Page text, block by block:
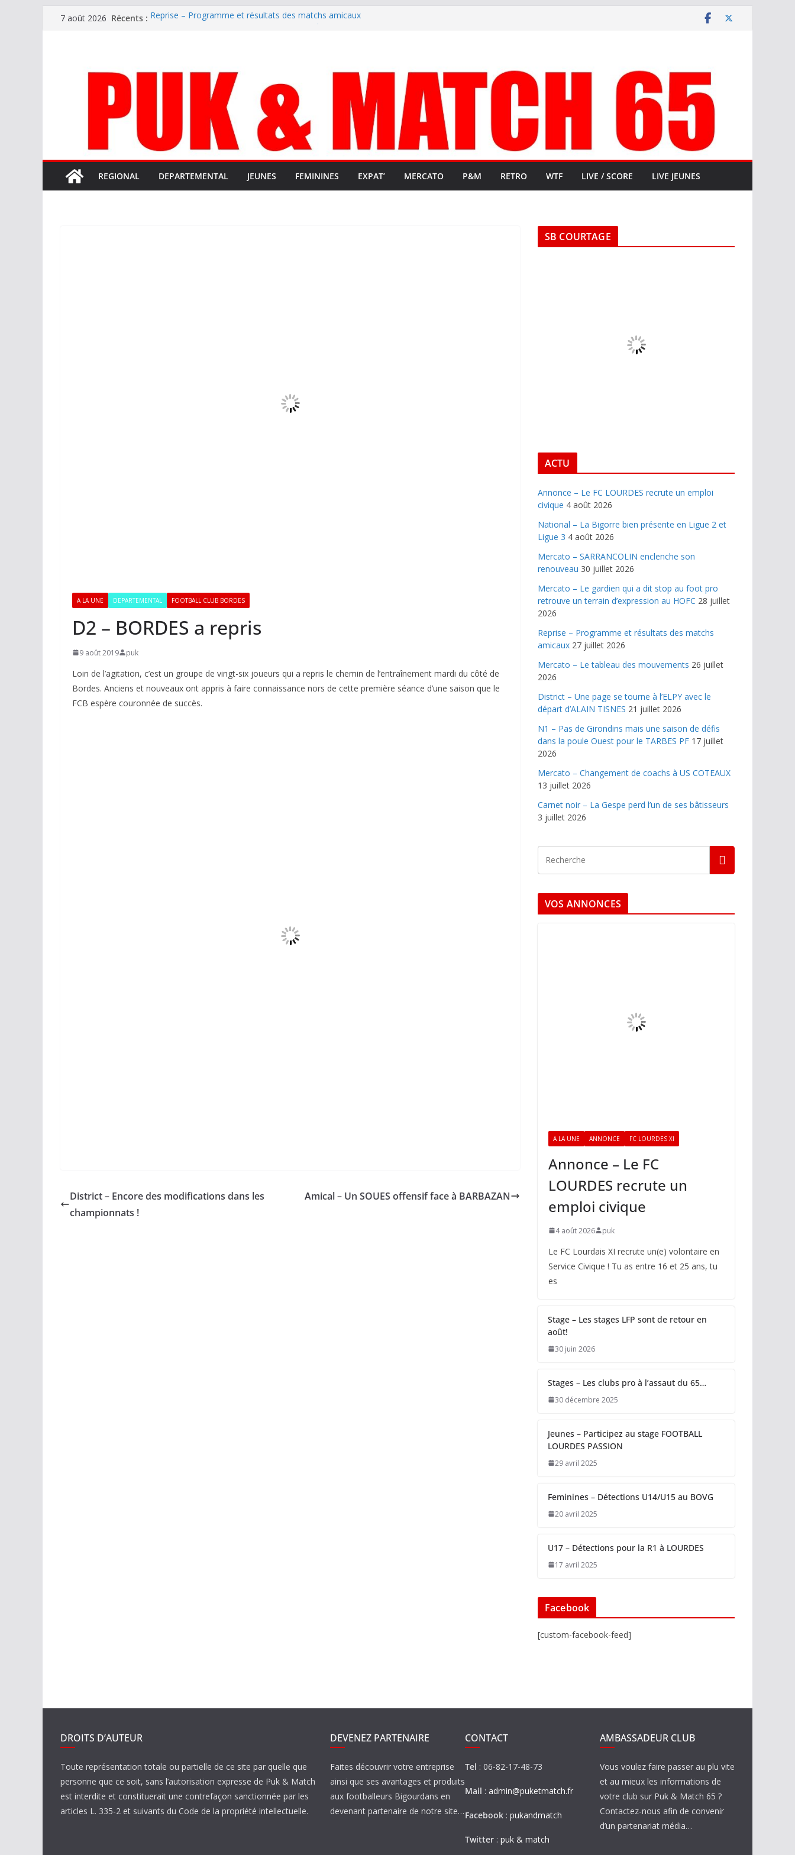
Passer7 août 2026 Récents : Reprise – Programme et résultats des matchs amicaux
terrain d’expression au HOFC
REGIONAL DEPARTEMENTAL JEUNES FEMININES EXPAT’ MERCATO P&M RETRO WTF LIVE / SCORE LIVE JEUNES
A LA UNE DEPARTEMENTAL FOOTBALL CLUB BORDES
D2 – BORDES a repris
9 août 2019 puk
Loin de l’agitation, c’est un groupe de vingt-six joueurs qui a repris le chemin de l’entraînement mardi du côté de
Bordes. Anciens et nouveaux ont appris à faire connaissance nors de cette première séance d’une saison que le
FCB espère couronnée de succès.
District – Encore des modifications dans les
championnats !
Amical – Un SOUES offensif face à BARBAZAN
SB COURTAGE
ACTU
Annonce – Le FC LOURDES recrute un emploi
civique 4 août 2026
National – La Bigorre bien présente en Ligue 2 et
Ligue 3 4 août 2026
Mercato – SARRANCOLIN enclenche son
renouveau 30 juillet 2026
Mercato – Le gardien qui a dit stop au foot pro
retrouve un terrain d’expression au HOFC 28 juillet
2026
Reprise – Programme et résultats des matchs
amicaux 27 juillet 2026
Mercato – Le tableau des mouvements 26 juillet
2026
District – Une page se tourne à l’ELPY avec le
départ d’ALAIN TISNES 21 juillet 2026
N1 – Pas de Girondins mais une saison de défis
dans la poule Ouest pour le TARBES PF 17 juillet
2026
Mercato – Changement de coachs à US COTEAUX
13 juillet 2026
Carnet noir – La Gespe perd l’un de ses bâtisseurs
3 juillet 2026
VOS ANNONCES
A LA UNE ANNONCE FC LOURDES XI
Annonce – Le FC
LOURDES recrute un
emploi civique
4 août 2026 puk
Le FC Lourdais XI recrute un(e) volontaire en
Service Civique ! Tu as entre 16 et 25 ans, tu
es
Stage – Les stages LFP sont de retour en
août!
30 juin 2026
Stages – Les clubs pro à l’assaut du 65…
30 décembre 2025
Jeunes – Participez au stage FOOTBALL
LOURDES PASSION
29 avril 2025
Feminines – Détections U14/U15 au BOVG
20 avril 2025
U17 – Détections pour la R1 à LOURDES
17 avril 2025
Facebook
[custom-facebook-feed]
DROITS D’AUTEUR
Toute représentation totale ou partielle de ce site par quelle que
personne que ce soit, sans l’autorisation expresse de Puk & Match
est interdite et constituerait une contrefaçon sanctionnée par les
articles L. 335-2 et suivants du Code de la propriété intellectuelle.
DEVENEZ PARTENAIRE
Faites découvrir votre entreprise
ainsi que ses avantages et produits
aux footballeurs Bigourdans en
devenant partenaire de notre site…
CONTACT
Tel : 06-82-17-48-73
Mail : admin@puketmatch.fr
Facebook : pukandmatch
Twitter : puk & match
AMBASSADEUR CLUB
Vous voulez faire passer au plu vite
et au mieux les informations de
votre club sur Puk & Match 65 ?
Contactez-nous afin de convenir
d’un partenariat média…